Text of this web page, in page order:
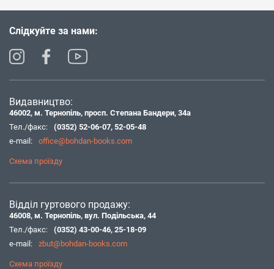
Слідкуйте за нами:
Видавництво:
46002, м. Тернопіль, просп. Степана Бандери, 34а
Тел./факс:
(0352) 52-06-07, 52-05-48
e-mail:
office@bohdan-books.com
Схема проїзду
Відділ гуртового продажу:
46008, м. Тернопіль, вул. Подільська, 44
Тел./факс:
(0352) 43-00-46, 25-18-09
e-mail:
zbut@bohdan-books.com
Схема проїзду